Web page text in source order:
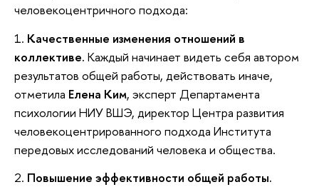
человекоцентричного подхода:
1. Качественные изменения отношений в
коллективе. Каждый начинает видеть себя автором
результатов общей работы, действовать иначе,
отметила Елена Ким, эксперт Департамента
психологии НИУ ВШЭ, директор Центра развития
человекоцентрированного подхода Института
передовых исследований человека и общества.
2. Повышение эффективности общей работы.